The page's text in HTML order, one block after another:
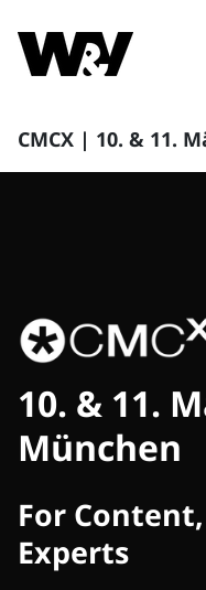
CMCX | 10. & 11.
CMCX
10. & 11.
München
For
Experts